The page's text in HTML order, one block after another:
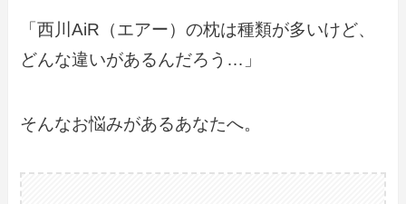
「西川AiR（エアー）の枕は種類が多いけど、
どんな違いがあるんだろう…」
そんなお悩みがあるあなたへ。